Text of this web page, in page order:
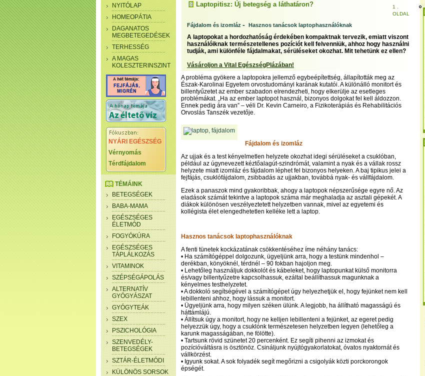
NYITÓLAP
HOMEOPÁTIA
DAGANATOS
MEGBETEGEDÉSEK
TERHESSÉG
A MAGAS
KOLESZTERINSZINT
NYÁRI EGÉSZSÉG
Vérnyomás
Térdfájdalom
TÉMÁINK
BETEGSÉGEK
BABA-MAMA
EGÉSZSÉGES
ÉLETMÓD
FOGYÓKÚRA
EGÉSZSÉGES
TÁPLÁLKOZÁS
VITAMINOK
SZÉPSÉGÁPOLÁS
ALTERNATÍV
GYÓGYÁSZAT
GYÓGYTEÁK
SZEX
PSZICHOLÓGIA
SZENVEDÉLY-
BETEGSÉGEK
SZTÁR-ÉLETMÓDI
KÜLÖNÖS SORSOK
Laptopitisz: Új betegség a láthatáron?
1 .
OLDAL
Fájdalom és izomláz - Hasznos tanácsok laptophasználóknak
A laptopokat a hordozhatóság érdekében kompaktnak tervezik, emiatt viszont
használóiknak természetellenes pozíciót kell felvenniük, ahhoz hogy használni
tudják, ami különféle fájdalmakat, sérüléseket okozhat. Mit tehetünk ez ellen?
Vásároljon a Vital EgészségPlázában!
A probléma gyökere a laptopokra jellemző egybeépítettség, állapították meg az
Észak-Karolinai Egyetem orvostudományi karának kutatói. A különálló monitort és
billentyűzetet az ember szabadon elrendezheti, hogy elkerülje az esetleges
problémákat. „Ha az ember laptopot használ, bizonyos dolgokat fel kell áldozzon.
Ennek pedig ára van” – véli Dr. Kevin Carneiro, a Fizikoterápiás és Rehabilitációs
Orvoslás Tanszék vezetője.
Fájdalom és izomláz
Az ujjak és a test kényelmetlen helyzete okozhat idegi sérüléseket a csuklóban,
például az úgynevezett kéztőalagút-szindrómát, valamint a nyak és a vállak rossz
helyzete miatt izomláz és fájdalom léphet fel bizonyos helyeken. A baj tipikus jelei a
fejfájás, csuklófájdalom, zsibbadás az ujjakban, továbbá nyak- és vállfájdalom.
Ezek a panaszok mind gyakoribbak, ahogy a laptopok népszerűsége egyre nő. Az
eladások számát tekintve a laptopok száma már meghaladja az asztali gépekét. A
diákok különösen veszélyeztetett helyzetben vannak, mivel az egyetemi és
kollégista élet elengedhetetlen kelléke lett a laptop.
Hasznos tanácsok laptophasználóknak
A fenti tünetek kockázatának csökkentéséhez íme néhány tanács:
• Ha számítógéppel dolgozunk, ügyeljünk arra, hogy a testünk mindenhol –
derékban, könyöknél, térdnél – 90 fokban hajoljon meg.
• Lehetőleg használjuk dokkolót és kábeleket, hogy laptopunkat külső monitorra
és/vagy billentyűzetre kapcsolhassuk, ezáltal beállíthassuk magunknak a
kényelmes testhelyzetet.
• A dokkoló segítségével a számítógépet úgy helyezhetjük el, hogy fejünket nem kell
lebillenteni ahhoz, hogy lássuk a monitort.
• Ügyeljünk arra, hogy milyen széken ülünk. A legjobb, ha állítható magasságú és
háttámlájú.
• Állítsuk úgy a monitort, hogy ne kelljen lebillenteni a fejünket, az egeret pedig
helyezzük úgy, hogy a csuklónk természetesen helyzetben legyen (lehetőleg a
karunk magasságában, ne fölötte).
• Tartsunk rövid szünetet 20 percenként. Ez segíti pihenni az izmokat és
pozícióváltásra is ösztönöz. Csináljunk nyújtógyakorlatokat, óvatos nyaktornát és
vállkörzést.
• Igyunk sokat. A sok folyadék segít megőrizni a csigolyák közti porckorongok
épségét.